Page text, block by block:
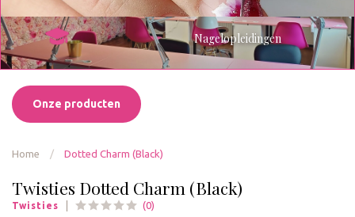
Nagelopleidingen
Onze producten
Home / Dotted Charm (Black)
Twisties Dotted Charm (Black)
Twisties (0)